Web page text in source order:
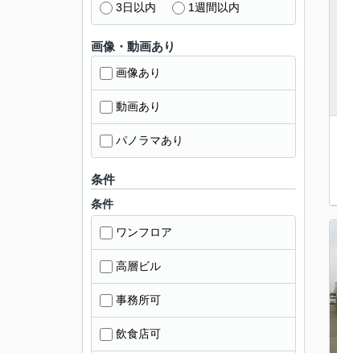
3日以内 1週間以内
画像・動画あり
画像あり
動画あり
パノラマあり
条件
条件
ワンフロア
高層ビル
事務所可
飲食店可